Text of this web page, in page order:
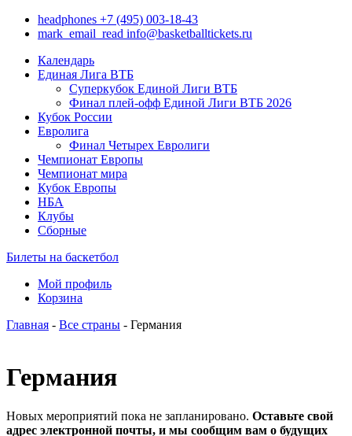
headphones +7 (495) 003-18-43
mark_email_read info@basketballtickets.ru
Календарь
Единая Лига ВТБ
Суперкубок Единой Лиги ВТБ
Финал плей-офф Единой Лиги ВТБ 2026
Кубок России
Евролига
Финал Четырех Евролиги
Чемпионат Европы
Чемпионат мира
Кубок Европы
НБА
Клубы
Сборные
Билеты на баскетбол
Мой профиль
Корзина
Главная - Все страны - Германия
Германия
Новых мероприятий пока не запланировано. Оставьте свой
адрес электронной почты, и мы сообщим вам о будущих